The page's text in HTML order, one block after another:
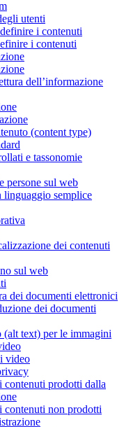
utenti
i contenuti
i contenuti
dell’informazione
(content type)
e tassonomie
persone sul web
linguaggio semplice
dei contenuti
sul web
dei documenti elettronici
dei documenti
(alt text) per le immagini
video
contenuti prodotti dalla
contenuti non prodotti